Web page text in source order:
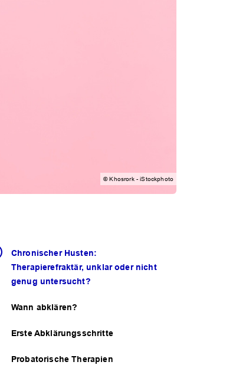
© Khosrork - iStockphoto
Chronischer Husten:
Therapierefraktär, unklar oder nicht
genug untersucht?
Wann abklären?
Erste Abklärungsschritte
Probatorische Therapien